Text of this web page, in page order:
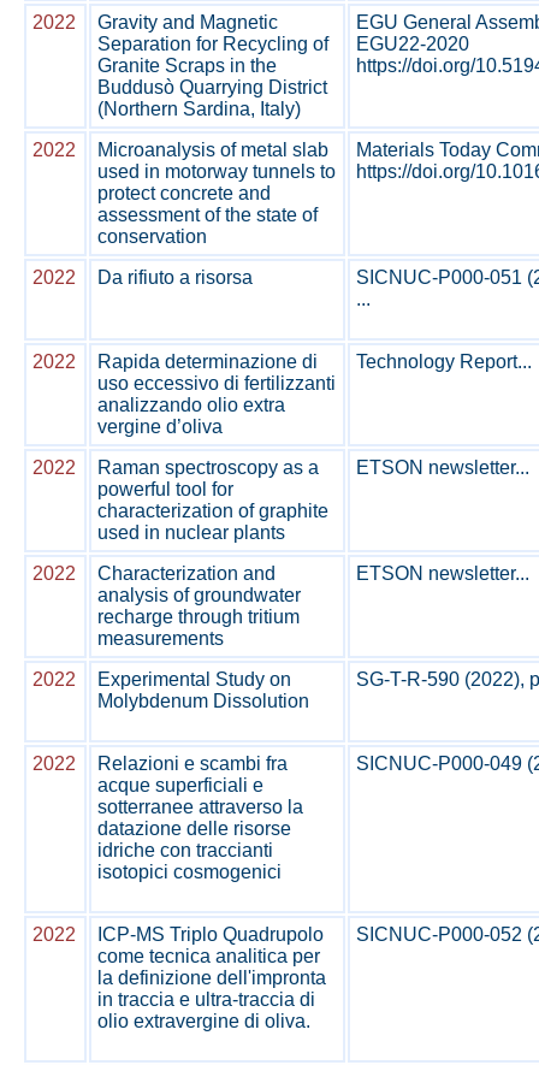
2022
Gravity and Magnetic
Separation for Recycling of
Granite Scraps in the
Buddusò Quarrying District
(Northern Sardina, Italy)
EGU General
EGU22-2020
https://doi.org/
2022
Microanalysis of metal slab
used in motorway tunnels to
protect concrete and
assessment of the state of
conservation
Materials Today
https://doi.org/
2022 Da rifiuto a risorsa
SICNUC-P000-051
...
2022
Rapida determinazione di
uso eccessivo di fertilizzanti
analizzando olio extra
vergine d’oliva
Technology Report...
2022
Raman spectroscopy as a
powerful tool for
characterization of graphite
used in nuclear plants
ETSON newsletter...
2022
Characterization and
analysis of groundwater
recharge through tritium
measurements
ETSON newsletter...
2022
Experimental Study on
Molybdenum Dissolution
SG-T-R-590 (2022),
2022
Relazioni e scambi fra
acque superficiali e
sotterranee attraverso la
datazione delle risorse
idriche con traccianti
isotopici cosmogenici
SICNUC-P000-049
2022
ICP-MS Triplo Quadrupolo
come tecnica analitica per
la definizione dell'impronta
in traccia e ultra-traccia di
olio extravergine di oliva.
SICNUC-P000-052